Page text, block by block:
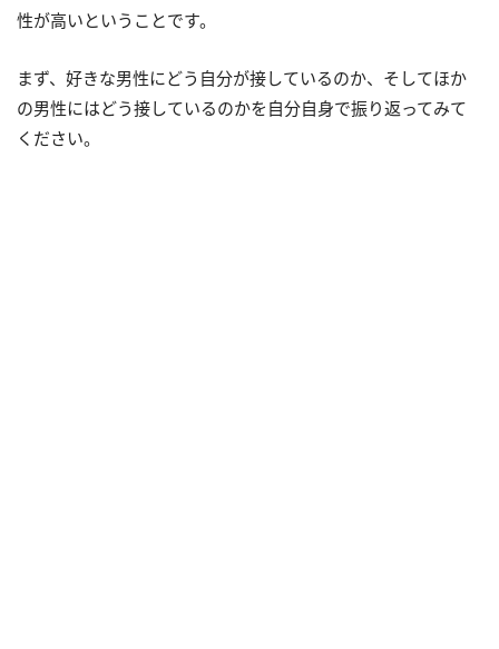
性が高いということです。
まず、好きな男性にどう自分が接しているのか、そしてほか
の男性にはどう接しているのかを自分自身で振り返ってみて
ください。